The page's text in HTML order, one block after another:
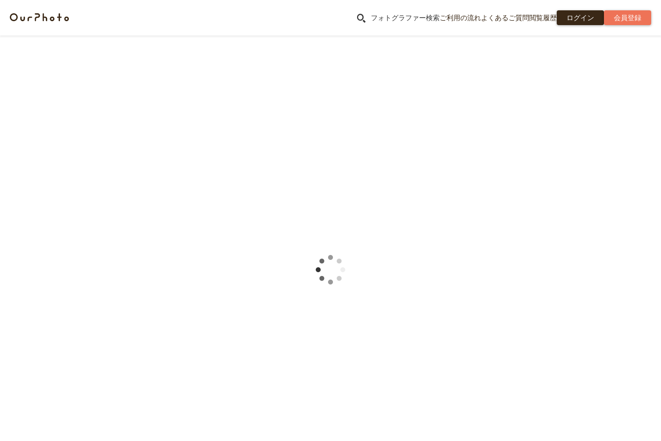
フォトグラファー検索ご利用の流れよくあるご質問閲覧履歴 ログイン 会員登録